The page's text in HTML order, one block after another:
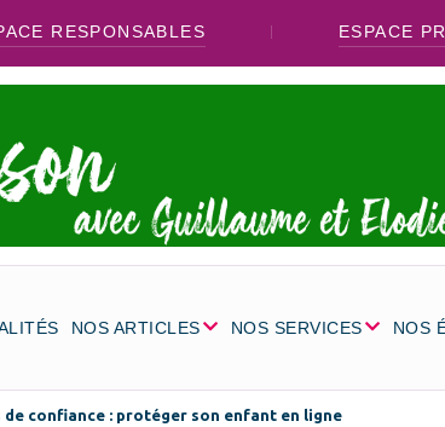
RESPONSABLES ESPACE
NOS ARTICLES NOS SERVICES NOS
de confiance : protéger son enfant en ligne